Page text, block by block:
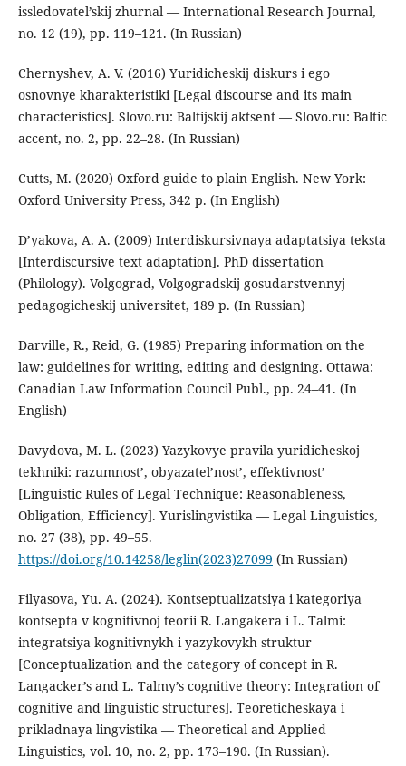
issledovatel’skij zhurnal — International Research Journal,
no. 12 (19), pp. 119–121. (In Russian)
Chernyshev, A. V. (2016) Yuridicheskij diskurs i ego
osnovnye kharakteristiki [Legal discourse and its main
characteristics]. Slovo.ru: Baltijskij aktsent — Slovo.ru: Baltic
accent, no. 2, pp. 22–28. (In Russian)
Cutts, M. (2020) Oxford guide to plain English. New York:
Oxford University Press, 342 p. (In English)
D’yakova, A. A. (2009) Interdiskursivnaya adaptatsiya teksta
[Interdiscursive text adaptation]. PhD dissertation
(Philology). Volgograd, Volgogradskij gosudarstvennyj
pedagogicheskij universitet, 189 p. (In Russian)
Darville, R., Reid, G. (1985) Preparing information on the
law: guidelines for writing, editing and designing. Ottawa:
Canadian Law Information Council Publ., pp. 24–41. (In
English)
Davydova, M. L. (2023) Yazykovye pravila yuridicheskoj
tekhniki: razumnost’, obyazatel’nost’, effektivnost’
[Linguistic Rules of Legal Technique: Reasonableness,
Obligation, Efficiency]. Yurislingvistika — Legal Linguistics,
no. 27 (38), pp. 49–55.
https://doi.org/10.14258/leglin(2023)27099 (In Russian)
Filyasova, Yu. A. (2024). Kontseptualizatsiya i kategoriya
kontsepta v kognitivnoj teorii R. Langakera i L. Talmi:
integratsiya kognitivnykh i yazykovykh struktur
[Conceptualization and the category of concept in R.
Langacker’s and L. Talmy’s cognitive theory: Integration of
cognitive and linguistic structures]. Teoreticheskaya i
prikladnaya lingvistika — Theoretical and Applied
Linguistics, vol. 10, no. 2, pp. 173–190. (In Russian).